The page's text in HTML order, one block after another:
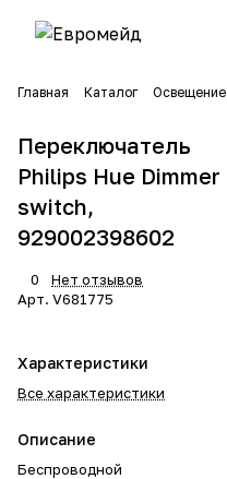
Главная Каталог Освещение
Переключатель
Philips Hue Dimmer
switch,
929002398602
0
Нет отзывов
Арт. V681775
Характеристики
Все характеристики
Описание
Беспроводной